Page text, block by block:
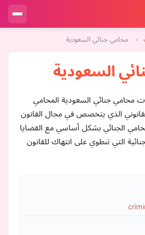
› محامي جنائي السعودية
السعودية
محامي جنائي السعودية المحامي
الذي يتخصص في مجال القانون
الجنائي بشكل أساسي مع القضايا
التي تنطوي على انتهاك للقانون